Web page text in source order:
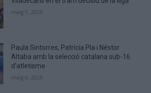
maig 9, 2026
Paula Sintorres, Patrícia Pla i Néstor
Altaba amb la selecció catalana sub-16
d’atletisme
maig 8, 2026